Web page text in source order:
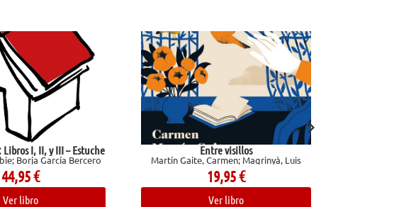
Entre visillos
Gaite, Carmen; Magrinyà, Luis
19,95
Ver libro
Una vida
Maupassant, Guy De
14,00
Ver libro